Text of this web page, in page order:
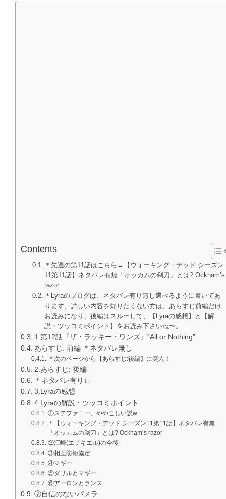
Contents
＊先週の第11話はこちら→【ウォーキング・デッド シーズン
11第11話】ネタバレ有無「オッカムの剃刀」とは? Ockham’s
razor
＊Lyraのブログは、ネタバレ有り無し選べるように書いてあ
ります。詳しい内容を知りたくない方は、あらすじ前編だけ
お読みになり、後編はスルーして、【Lyraの感想】と【解
説・ツッコミポイント】をお読み下さいね〜。
1.第12話『ザ・ラッキー・ワンズ』”All or Nothing”
あらすじ: 前編 ＊ネタバレ無し
＊次のページから【あらすじ:後編】に突入！
2.あらすじ: 後編
＊ネタバレ有り↓↓
3.Lyraの感想
4.Lyraの解説・ツッコミポイント
①ステファニー、ややこしい説w
＊【ウォーキング・デッド シーズン11第11話】ネタバレ有無
「オッカムの剃刀」とは? Ockham’s razor
②江崎(エザキエル)の今後
③相互防衛協定
④マギー
⑤ダリルとマギー
⑥アーロンとランス
⑦自信のないパメラ